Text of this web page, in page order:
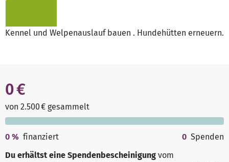
Kennel und Welpenauslauf bauen . Hundehütten erneuern.
0 €
von 2.500 € gesammelt
0 % finanziert 0 Spenden
Du erhältst eine Spendenbescheinigung vom